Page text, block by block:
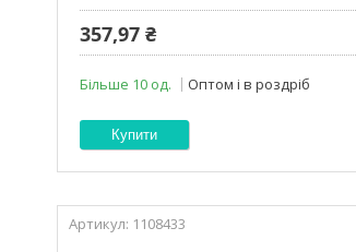
357,97 ₴
Більше 10 од. Оптом і в роздріб
Купити
1108433